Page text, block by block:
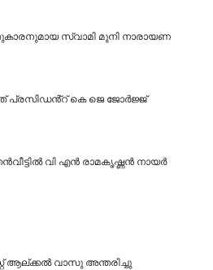
സ്വാമി മുനി നാരായണ
പ്രസിഡൻ്റ് കെ ജെ ജോർജ്ജ്
വി എൻ രാമകൃഷ്ണൻ നായർ
ആല്ക്കല്‍ വാസു അന്തരിച്ചു